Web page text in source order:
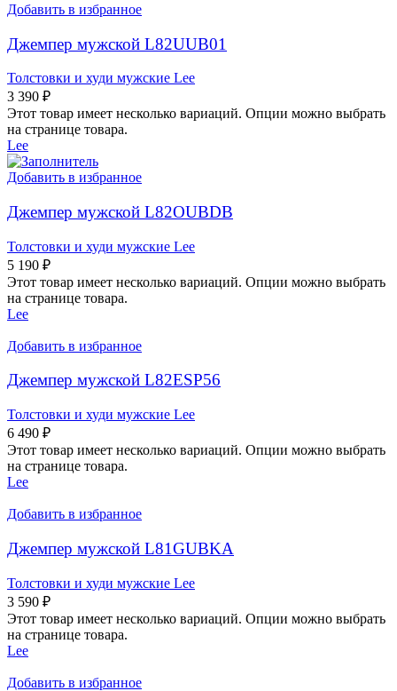
Добавить в избранное
Джемпер мужской L82UUB01
Толстовки и худи мужские Lee
3 390 ₽
Этот товар имеет несколько вариаций. Опции можно выбрать
на странице товара.
Lee
Добавить в избранное
Джемпер мужской L82OUBDB
Толстовки и худи мужские Lee
5 190 ₽
Этот товар имеет несколько вариаций. Опции можно выбрать
на странице товара.
Lee
Добавить в избранное
Джемпер мужской L82ESP56
Толстовки и худи мужские Lee
6 490 ₽
Этот товар имеет несколько вариаций. Опции можно выбрать
на странице товара.
Lee
Добавить в избранное
Джемпер мужской L81GUBKA
Толстовки и худи мужские Lee
3 590 ₽
Этот товар имеет несколько вариаций. Опции можно выбрать
на странице товара.
Lee
Добавить в избранное